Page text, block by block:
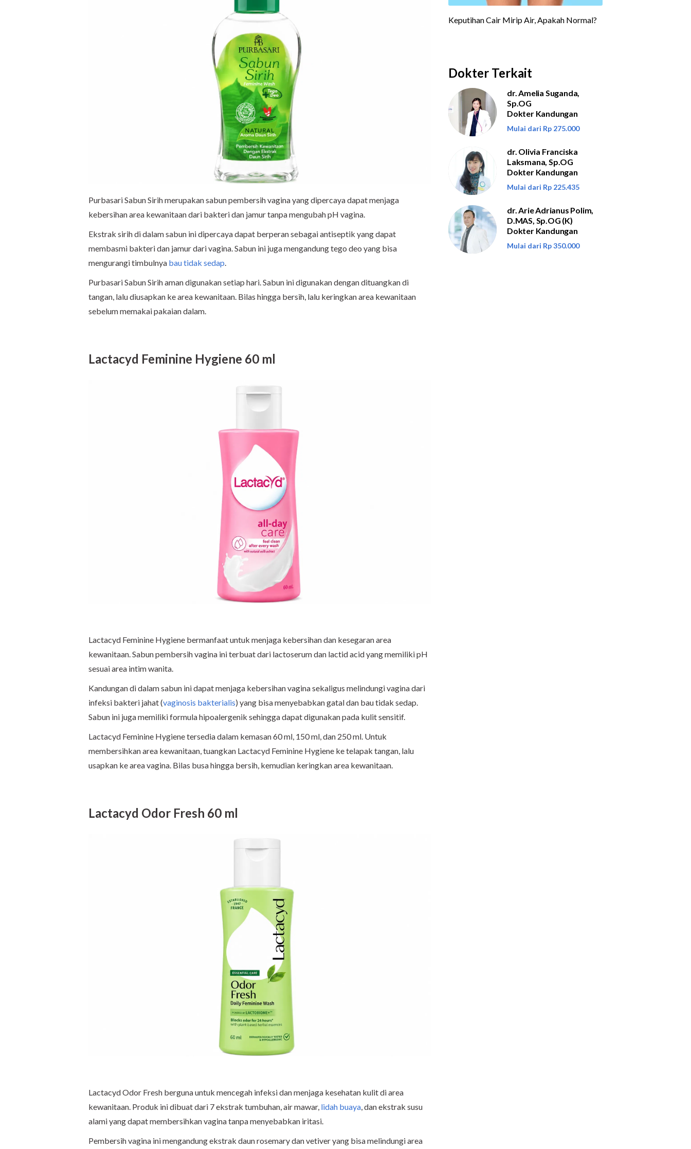
Purbasari Sabun Sirih merupakan sabun pembersih vagina yang dipercaya dapat menjaga
kebersihan area kewanitaan dari bakteri dan jamur tanpa mengubah pH vagina.
Ekstrak sirih di dalam sabun ini dipercaya dapat berperan sebagai antiseptik yang dapat
membasmi bakteri dan jamur dari vagina. Sabun ini juga mengandung tego deo yang bisa
mengurangi timbulnya bau tidak sedap.
Purbasari Sabun Sirih aman digunakan setiap hari. Sabun ini digunakan dengan dituangkan di
tangan, lalu diusapkan ke area kewanitaan. Bilas hingga bersih, lalu keringkan area kewanitaan
sebelum memakai pakaian dalam.
Lactacyd Feminine Hygiene 60 ml
Lactacyd Feminine Hygiene bermanfaat untuk menjaga kebersihan dan kesegaran area
kewanitaan. Sabun pembersih vagina ini terbuat dari lactoserum dan lactid acid yang memiliki pH
sesuai area intim wanita.
Kandungan di dalam sabun ini dapat menjaga kebersihan vagina sekaligus melindungi vagina dari
infeksi bakteri jahat (vaginosis bakterialis) yang bisa menyebabkan gatal dan bau tidak sedap.
Sabun ini juga memiliki formula hipoalergenik sehingga dapat digunakan pada kulit sensitif.
Lactacyd Feminine Hygiene tersedia dalam kemasan 60 ml, 150 ml, dan 250 ml. Untuk
membersihkan area kewanitaan, tuangkan Lactacyd Feminine Hygiene ke telapak tangan, lalu
usapkan ke area vagina. Bilas busa hingga bersih, kemudian keringkan area kewanitaan.
Lactacyd Odor Fresh 60 ml
Lactacyd Odor Fresh berguna untuk mencegah infeksi dan menjaga kesehatan kulit di area
kewanitaan. Produk ini dibuat dari 7 ekstrak tumbuhan, air mawar, lidah buaya , dan ekstrak susu
alami yang dapat membersihkan vagina tanpa menyebabkan iritasi.
Pembersih vagina ini mengandung ekstrak daun rosemary dan vetiver yang bisa melindungi area
Dokter Terkait